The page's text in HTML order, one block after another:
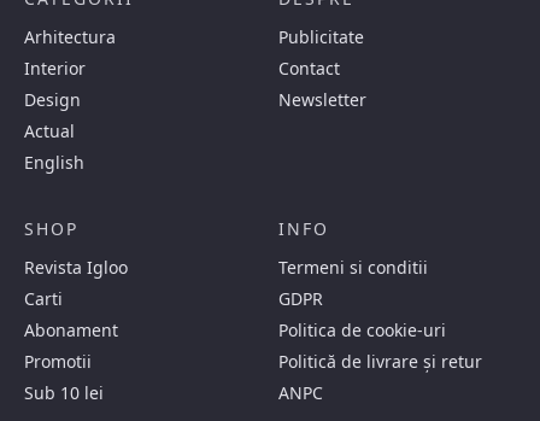
Arhitectura
Interior
Design
Actual
English
Publicitate
Contact
Newsletter
SHOP
Revista Igloo
Carti
Abonament
Promotii
Sub 10 lei
INFO
Termeni si conditii
GDPR
Politica de cookie-uri
Politică de livrare și retur
ANPC